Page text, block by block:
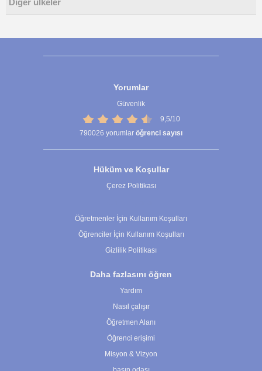
Diğer ülkeler
Yorumlar
Güvenlik
9,5/10
790026 yorumlar öğrenci sayısı
Hüküm ve Koşullar
Çerez Politikası
Öğretmenler İçin Kullanım Koşulları
Öğrenciler İçin Kullanım Koşulları
Gizlilik Politikası
Daha fazlasını öğren
Yardım
Nasıl çalışır
Öğretmen Alanı
Öğrenci erişimi
Misyon & Vizyon